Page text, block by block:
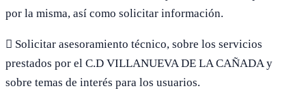
por la misma, así como solicitar información.
 Solicitar asesoramiento técnico, sobre los servicios
prestados por el C.D VILLANUEVA DE LA CAÑADA y
sobre temas de interés para los usuarios.